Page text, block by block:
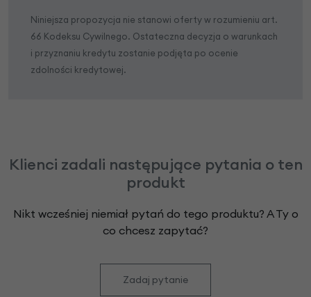
Niniejsza propozycja nie stanowi oferty w rozumieniu art.
66 Kodeksu Cywilnego. Ostateczna decyzja o warunkach
i przyznaniu kredytu zostanie podjęta po ocenie
zdolności kredytowej.
Klienci zadali następujące pytania o ten
produkt
Nikt wcześniej niemiał pytań do tego produktu? A Ty o
co chcesz zapytać?
Zadaj pytanie